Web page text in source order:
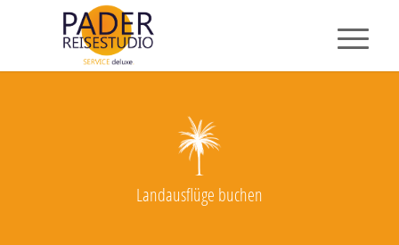
Landausflüge buchen